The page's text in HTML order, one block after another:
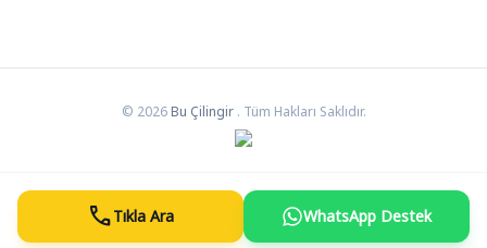
© 2026 Bu Çilingir . Tüm Hakları Saklıdır.
callTıkla Ara WhatsApp Destek